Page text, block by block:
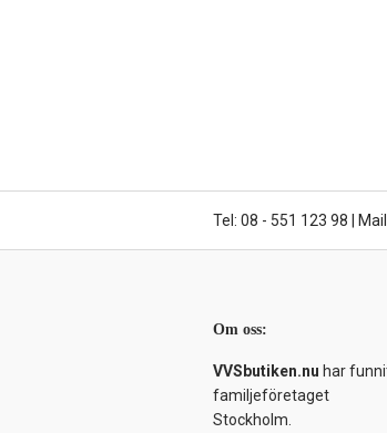
Tel: 08 - 551 123 98
Om oss:
VVSbutiken.nu har
familjeföretaget
Stockholm.